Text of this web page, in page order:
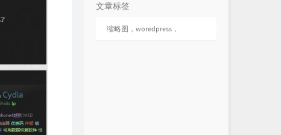
文章标签
缩略图，woredpress，